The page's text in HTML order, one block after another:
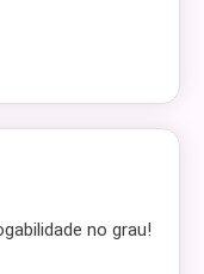
no grau!